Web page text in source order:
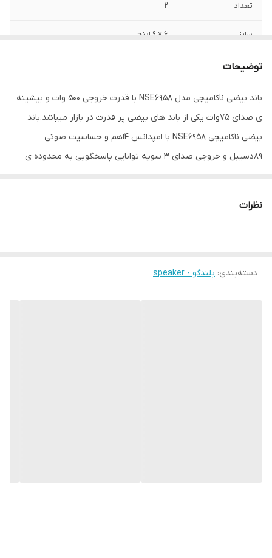
تعداد 2
سایز 6 × 9 اینچ
عمق نصب
بیضی
وزن 2500 گرم
توضیحات
باند بیضی ناکامیچی مدل NSE6958 با قدرت خروجی 500 وات و بیشینه
ی صدای 75وات یکی از باند های بیضی پر قدرت در بازار میباشد.باند
بیضی ناکامیچی NSE6958 با امپدانس 4اهم و حساسیت صوتی
89دسیبل و خروجی صدای 3 سویه توانایی پاسخگویی به محدوده ی
نظرات
دسته‌بندی: بلندگو - speaker